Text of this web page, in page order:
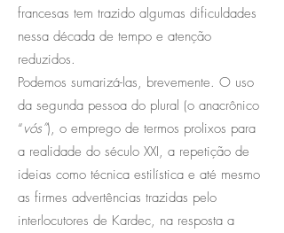
francesas tem trazido algumas dificuldades
nessa década de tempo e atenção
reduzidos.
Podemos sumarizá-las, brevemente. O uso
da segunda pessoa do plural (o anacrônico
“vós”), o emprego de termos prolixos para
a realidade do século XXI, a repetição de
ideias como técnica estilística e até mesmo
as firmes advertências trazidas pelo
interlocutores de Kardec, na resposta a